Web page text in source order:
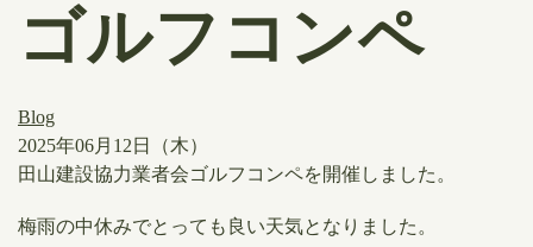
ゴルフコンペ
Blog
2025年06月12日（木）
田山建設協力業者会ゴルフコンペを開催しました。
梅雨の中休みでとっても良い天気となりました。